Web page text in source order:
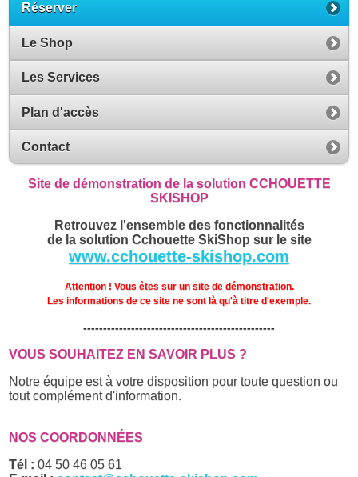
Réserver
Le Shop
Les Services
Plan d'accès
Contact
Site de démonstration de la solution CCHOUETTE
SKISHOP
Retrouvez l'ensemble des fonctionnalités
de la solution Cchouette SkiShop sur le site
www.cchouette-skishop.com
Attention ! Vous êtes sur un site de démonstration.
Les informations de ce site ne sont là qu'à titre d'exemple.
------------------------------------------------
VOUS SOUHAITEZ EN SAVOIR PLUS ?
Notre équipe est à votre disposition pour toute question ou
tout complément d'information.
NOS COORDONNÉES
Tél : 04 50 46 05 61